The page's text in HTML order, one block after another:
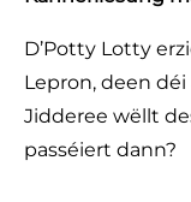
D’Potty Lotty
Lepron, deen
Jidderee wëllt
passéiert dann?